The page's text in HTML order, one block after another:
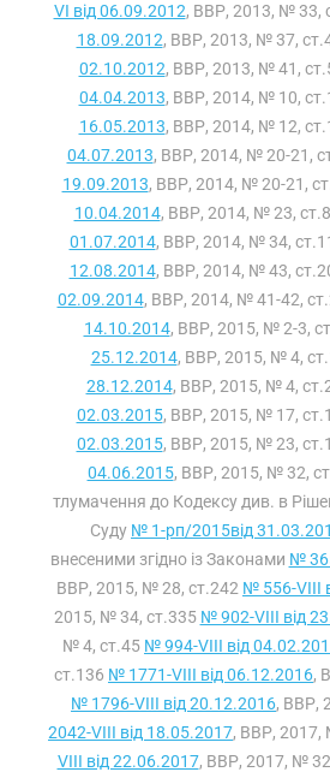
VI від 06.09.2012, ВВР, 2013, № 33,
18.09.2012, ВВР, 2013, № 37,
02.10.2012, ВВР, 2013, № 41,
04.04.2013, ВВР, 2014, № 10,
16.05.2013, ВВР, 2014, № 12,
04.07.2013, ВВР, 2014, № 20-21,
19.09.2013, ВВР, 2014, № 20-21,
10.04.2014, ВВР, 2014, № 23,
01.07.2014, ВВР, 2014, № 34,
12.08.2014, ВВР, 2014, № 43,
02.09.2014, ВВР, 2014, № 41-42,
14.10.2014, ВВР, 2015, № 2-3,
25.12.2014, ВВР, 2015, № 4,
28.12.2014, ВВР, 2015, № 4,
02.03.2015, ВВР, 2015, № 17,
02.03.2015, ВВР, 2015, № 23,
04.06.2015, ВВР, 2015, № 32,
тлумачення до Кодексу див. в
Суду № 1-рп/2015від
внесеними згідно із Законами №
ВВР, 2015, № 28, ст.242 № 556-VIII
2015, № 34, ст.335 № 902-VIII від
№ 4, ст.45 № 994-VIII від
ст.136 № 1771-VIII від 06.12.2016,
№ 1796-VIII від 20.12.2016, ВВР,
2042-VIII від 18.05.2017, ВВР, 2017,
VIII від 22.06.2017, ВВР, 2017, №